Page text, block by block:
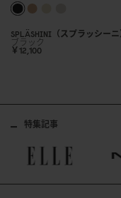
SPLÄSHINI（スプラッシーニ
ブラック
￥12,100
特集記事